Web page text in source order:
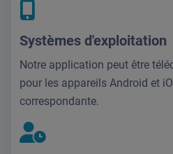
Systèmes d'exploitation
Notre application peut être
pour les appareils Android et
correspondante.